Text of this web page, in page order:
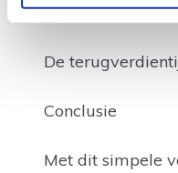
Netto Opbrengst
De
Conclusie
Met dit simpele